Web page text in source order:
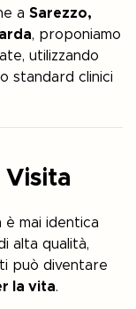
a Sarezzo,
, proponiamo
utilizzando
standard clinici
è mai identica
alta qualità,
può diventare
la vita.